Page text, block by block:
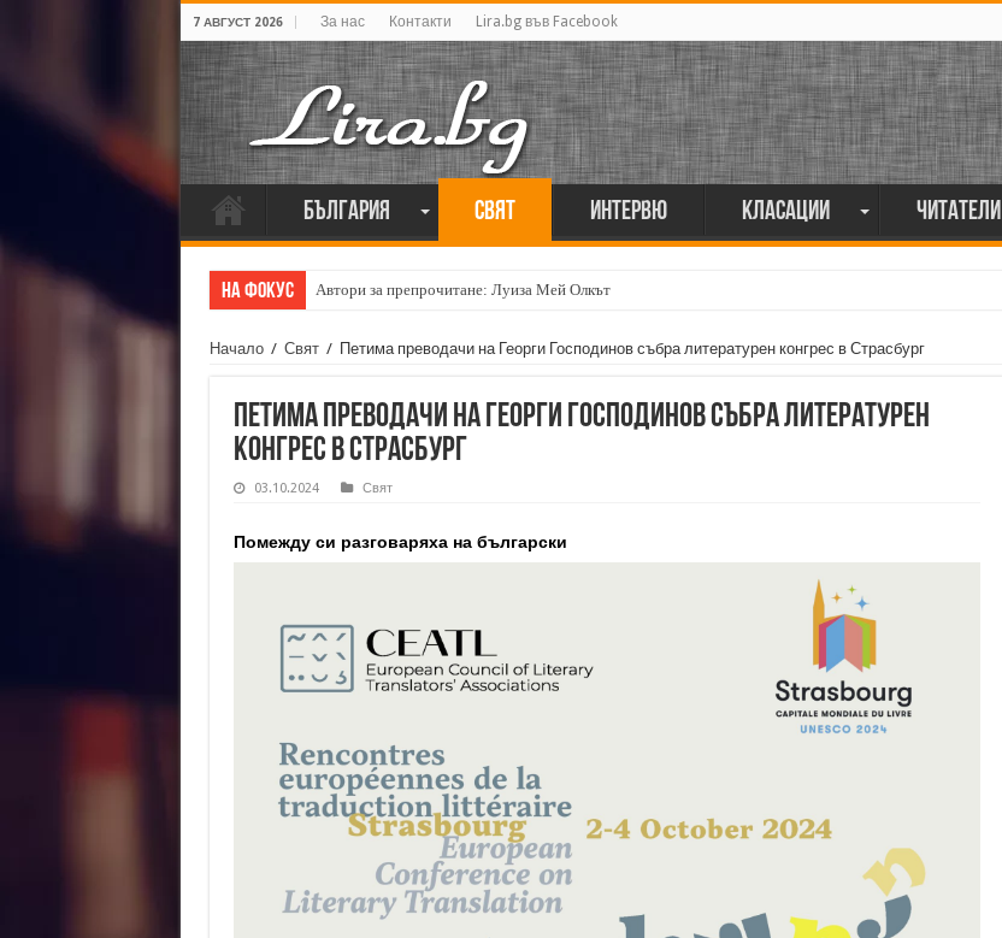
7 АВГУСТ 2026 За нас Контакти Lira.bg във Facebook
България Свят Интервю Класации Читатели
На фокус Автори за препрочитане: Луиза Мей Олкът
Начало / Свят / Петима преводачи на Георги Господинов събра литературен конгрес в Страсбург
Петима преводачи на Георги Господинов събра литературен
конгрес в Страсбург
03.10.2024 Свят
Помежду си разговаряха на български